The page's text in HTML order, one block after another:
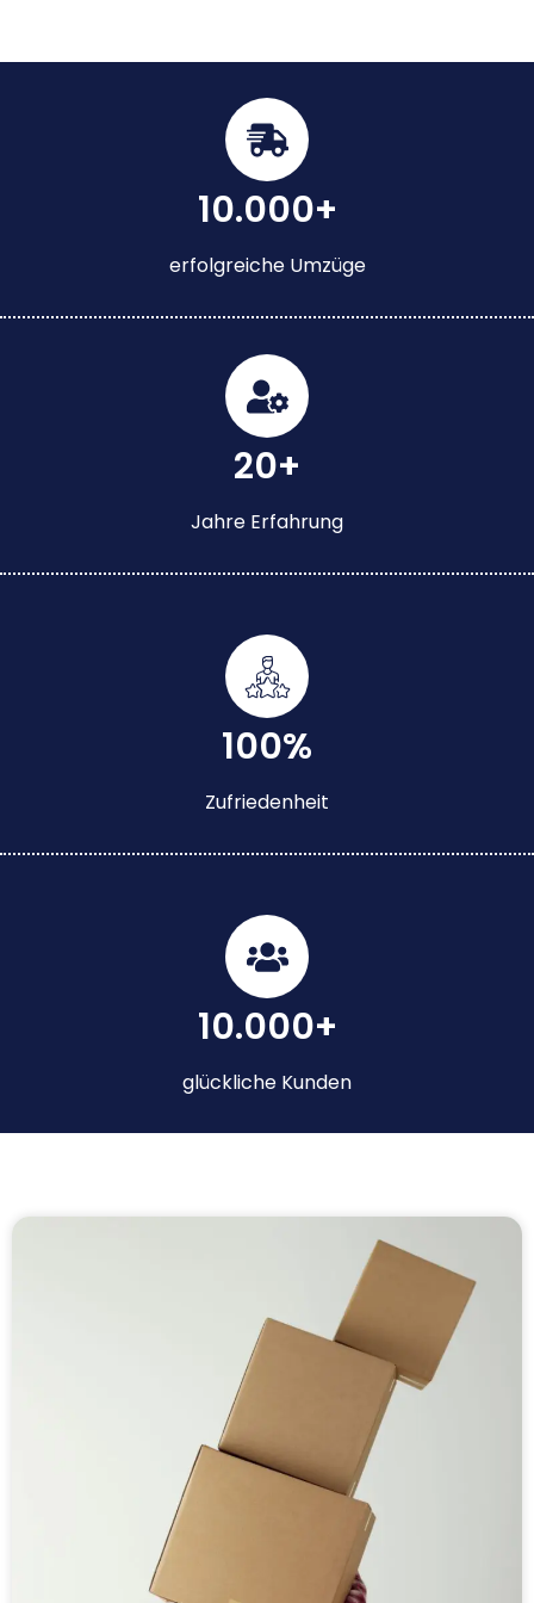
10.000+
erfolgreiche Umzüge
20+
Jahre Erfahrung
100%
Zufriedenheit
10.000+
glückliche Kunden